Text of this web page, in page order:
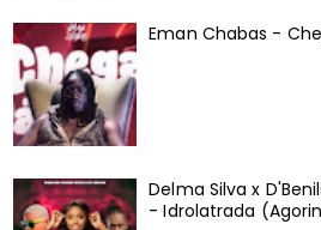
Eman Chabas -
Delma Silva x
- Idrolatrada